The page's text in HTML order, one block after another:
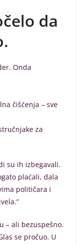
da
Onda
čišćenja – sve
za
su ih izbegavali.
plaćali, dala
političara i
– ali bezuspešno.
se pročuo. U